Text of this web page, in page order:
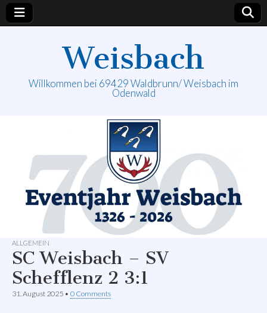
Weisbach
Willkommen bei 69429 Waldbrunn/ Weisbach im
Odenwald
ALLGEMEIN
SC Weisbach – SV
Schefflenz 2 3:1
31. August 2025 • 0 Comments